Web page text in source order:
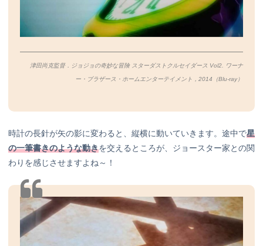
津田尚克監督．ジョジョの奇妙な冒険 スターダストクルセイダース Vol2. ワーナ
ー・ブラザース・ホームエンターテイメント，2014（Blu-ray）
時計の長針が矢の影に変わると、縦横に動いていきます。途中で星
の一筆書きのような動きを交えるところが、ジョースター家との関
わりを感じさせますよね～！